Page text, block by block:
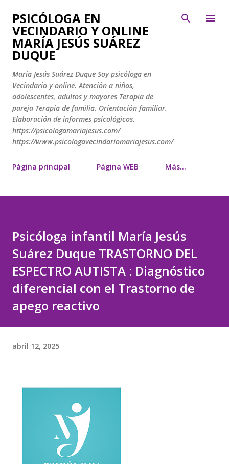
Ir al contenido principal
PSICÓLOGA EN
VECINDARIO Y ONLINE
MARÍA JESÚS SUÁREZ
DUQUE
María Jesús Suárez Duque Soy psicóloga en
Vecindario y online. Atención a niños,
adolescentes, adultos y mayores Terapia de
pareja Terapia de familia. Orientación familiar.
Elaboración de informes psicológicos.
https://psicologamariajesus.com/
https://www.psicologavecindariomariajesus.com/
Página principal Página WEB Más…
Psicóloga infantil María Jesús
Suárez Duque TRASTORNO DEL
ESPECTRO AUTISTA : Diagnóstico
diferencial con el Trastorno de
apego reactivo
abril 12, 2025